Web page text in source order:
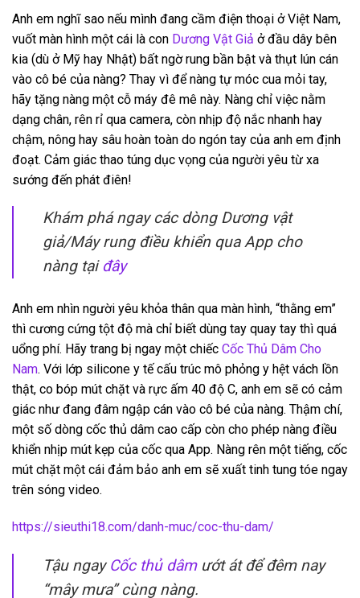
Anh em nghĩ sao nếu mình đang cầm điện thoại ở Việt Nam,
vuốt màn hình một cái là con Dương Vật Giả ở đầu dây bên
kia (dù ở Mỹ hay Nhật) bất ngờ rung bần bật và thụt lún cán
vào cô bé của nàng? Thay vì để nàng tự móc cua mỏi tay,
hãy tặng nàng một cỗ máy đê mê này. Nàng chỉ việc nằm
dạng chân, rên rỉ qua camera, còn nhịp độ nắc nhanh hay
chậm, nông hay sâu hoàn toàn do ngón tay của anh em định
đoạt. Cảm giác thao túng dục vọng của người yêu từ xa
sướng đến phát điên!
Khám phá ngay các dòng Dương vật
giả/Máy rung điều khiển qua App cho
nàng tại đây
Anh em nhìn người yêu khỏa thân qua màn hình, “thằng em”
thì cương cứng tột độ mà chỉ biết dùng tay quay tay thì quá
uổng phí. Hãy trang bị ngay một chiếc Cốc Thủ Dâm Cho
Nam. Với lớp silicone y tế cấu trúc mô phỏng y hệt vách lồn
thật, co bóp mút chặt và rực ấm 40 độ C, anh em sẽ có cảm
giác như đang đâm ngập cán vào cô bé của nàng. Thậm chí,
một số dòng cốc thủ dâm cao cấp còn cho phép nàng điều
khiển nhịp mút kẹp của cốc qua App. Nàng rên một tiếng, cốc
mút chặt một cái đảm bảo anh em sẽ xuất tinh tung tóe ngay
trên sóng video.
https://sieuthi18.com/danh-muc/coc-thu-dam/
Tậu ngay Cốc thủ dâmướt át để đêm nay
“mây mưa” cùng nàng.